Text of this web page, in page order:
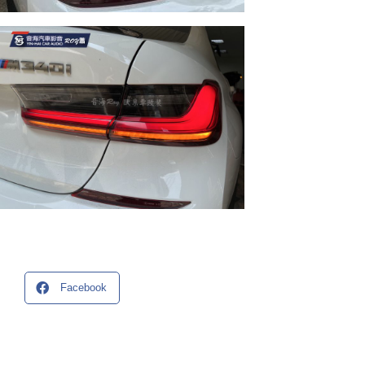
Facebook